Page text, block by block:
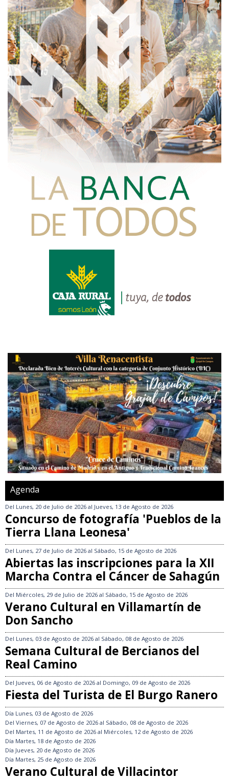
Agenda
Del Lunes, 20 de Julio de 2026 al Jueves, 13 de Agosto de 2026
Concurso de fotografía 'Pueblos de la
Tierra Llana Leonesa'
Del Lunes, 27 de Julio de 2026 al Sábado, 15 de Agosto de 2026
Abiertas las inscripciones para la XII
Marcha Contra el Cáncer de Sahagún
Del Miércoles, 29 de Julio de 2026 al Sábado, 15 de Agosto de 2026
Verano Cultural en Villamartín de
Don Sancho
Del Lunes, 03 de Agosto de 2026 al Sábado, 08 de Agosto de 2026
Semana Cultural de Bercianos del
Real Camino
Del Jueves, 06 de Agosto de 2026 al Domingo, 09 de Agosto de 2026
Fiesta del Turista de El Burgo Ranero
Día Lunes, 03 de Agosto de 2026
Del Viernes, 07 de Agosto de 2026 al Sábado, 08 de Agosto de 2026
Del Martes, 11 de Agosto de 2026 al Miércoles, 12 de Agosto de 2026
Día Martes, 18 de Agosto de 2026
Día Jueves, 20 de Agosto de 2026
Día Martes, 25 de Agosto de 2026
Verano Cultural de Villacintor